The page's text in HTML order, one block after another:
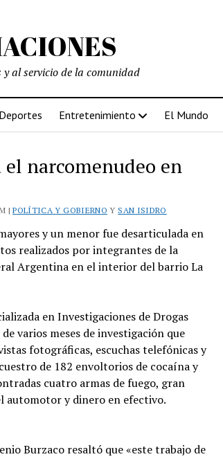
al servicio de la comunidad
Deportes Entretenimiento El Mundo
narcomenudeo en
|POLÍTICA Y GOBIERNO Y SAN ISIDRO
y un menor fue desarticulada en
realizados por integrantes de la
Argentina en el interior del barrio La
en Investigaciones de Drogas
varios meses de investigación que
fotográficas, escuchas telefónicas y
de 182 envoltorios de cocaína y
cuatro armas de fuego, gran
automotor y dinero en efectivo.
Burzaco resaltó que «este trabajo de